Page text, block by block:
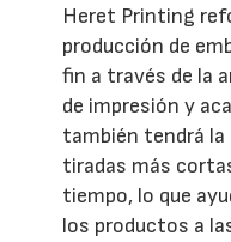
Heret Printing
producción de
fin a través de la
de impresión y
también tendrá la
tiradas más
tiempo, lo que
los productos a